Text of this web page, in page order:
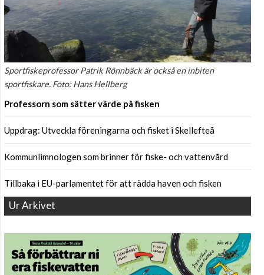
Sportfiskeprofessor Patrik Rönnbäck är också en inbiten
sportfiskare. Foto: Hans Hellberg
Professorn som sätter värde på fisken
Uppdrag: Utveckla föreningarna och fisket i Skellefteå
Kommunlimnologen som brinner för fiske- och vattenvård
Tillbaka i EU-parlamentet för att rädda haven och fisken
Ur Arkivet